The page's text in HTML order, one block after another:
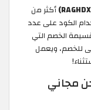
أكثر من
الكود على عدد
الخصم التي
للخصم، ويعمل
مجاني